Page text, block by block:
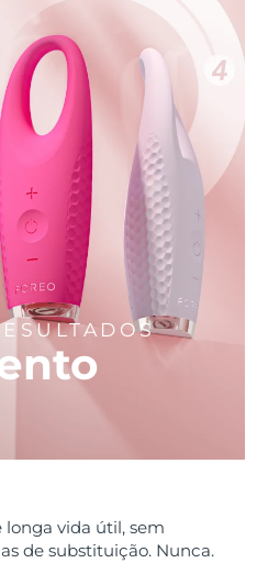
vida útil, sem
de substituição. Nunca.